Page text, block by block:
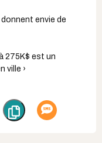
envie de
275K$ est un
ville ›